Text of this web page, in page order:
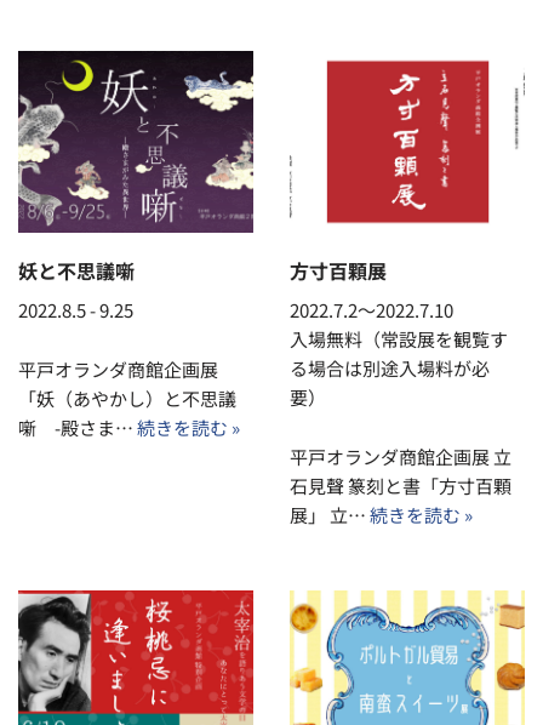
妖と不思議噺
2022.8.5 - 9.25
平戸オランダ商館企画展
「妖（あやかし）と不思議
噺 -殿さま…続きを読む »
方寸百顆展
2022.7.2～2022.7.10
入場無料（常設展を観覧す
る場合は別途入場料が必
要）
平戸オランダ商館企画展 立
石見聲 篆刻と書「方寸百顆
展」 立…続きを読む »